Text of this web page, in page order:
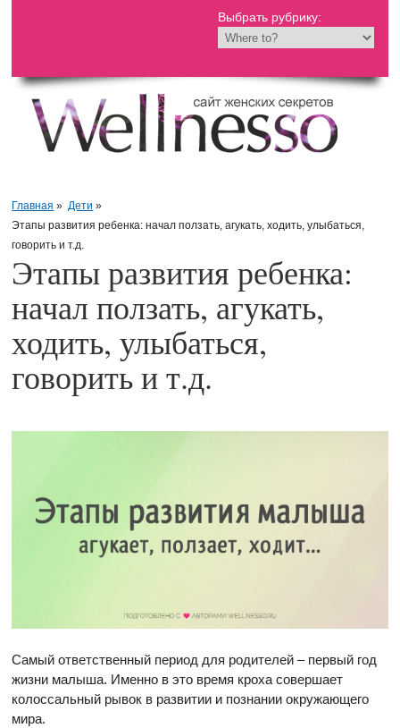
Выбрать рубрику:
Главная » Дети »
Этапы развития ребенка: начал ползать, агукать, ходить, улыбаться,
говорить и т.д.
Этапы развития ребенка:
начал ползать, агукать,
ходить, улыбаться,
говорить и т.д.
Самый ответственный период для родителей – первый год
жизни малыша. Именно в это время кроха совершает
колоссальный рывок в развитии и познании окружающего
мира.